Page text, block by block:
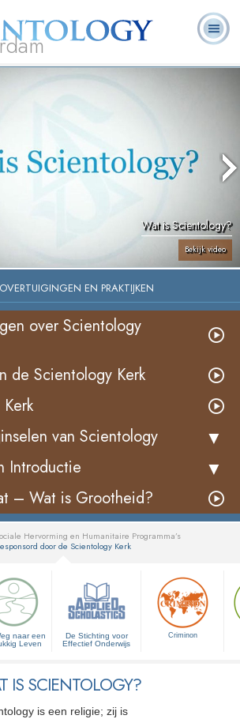
Werkers
Wat is Scientology?
Bekijk video
OVERTUIGINGEN EN PRAKTIJKEN
over Scientology
de Scientology Kerk
van Scientology
Introductie
– Wat is Grootheid?
Hervorming en Humanitaire Programma’s
door de Scientology Kerk
naar een
Leven
De Stichting voor
Effectief Onderwijs
Criminon
IS SCIENTOLOGY?
is een religie; zij is